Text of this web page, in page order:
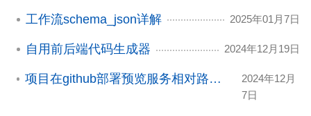
工作流schema_json详解 2025年01月7日
自用前后端代码生成器 2024年12月19日
项目在github部署预览服务相对路径问题解决
2024年12月
7日